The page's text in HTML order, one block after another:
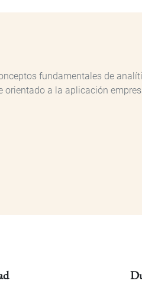
fundamentales de
orientado a la aplicación